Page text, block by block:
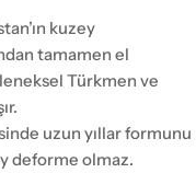
kuzey
tamamen el
Türkmen ve
uzun yıllar formunu
deforme olmaz.